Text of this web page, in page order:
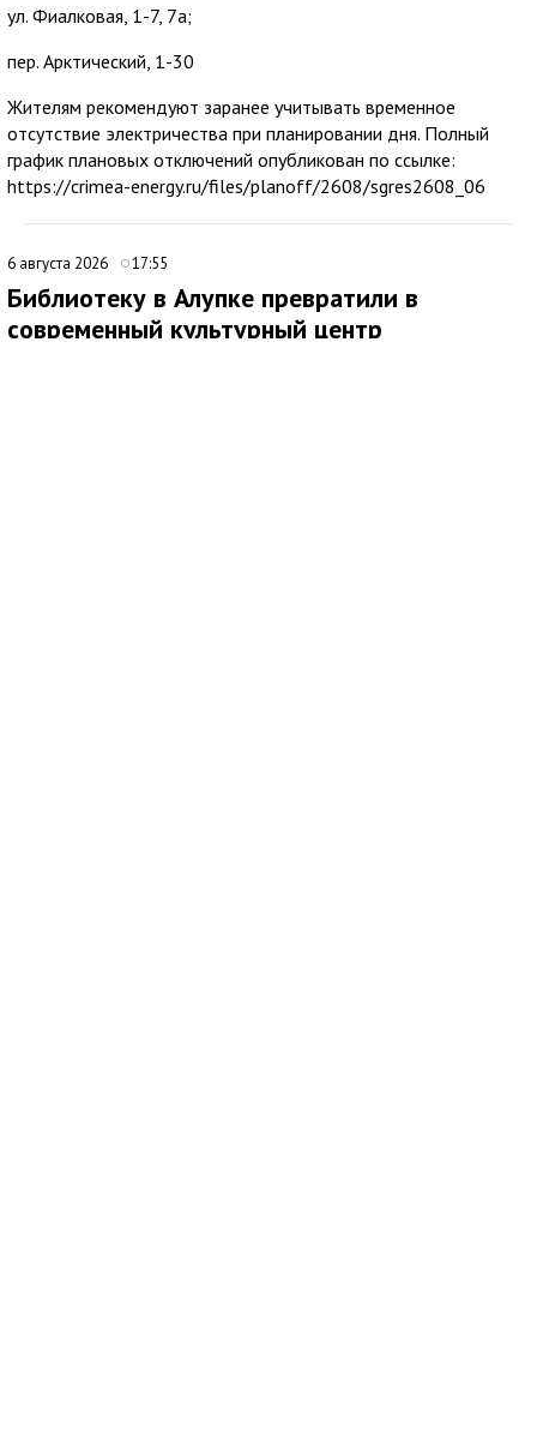
ул. Фиалковая, 1-7, 7а;
пер. Арктический, 1-30
Жителям рекомендуют заранее учитывать временное
отсутствие электричества при планировании дня. Полный
график плановых отключений опубликован по ссылке:
https://crimea-energy.ru/files/planoff/2608/sgres2608_06
6 августа 2026 17:55
Библиотеку в Алупке превратили в
современный культурный центр